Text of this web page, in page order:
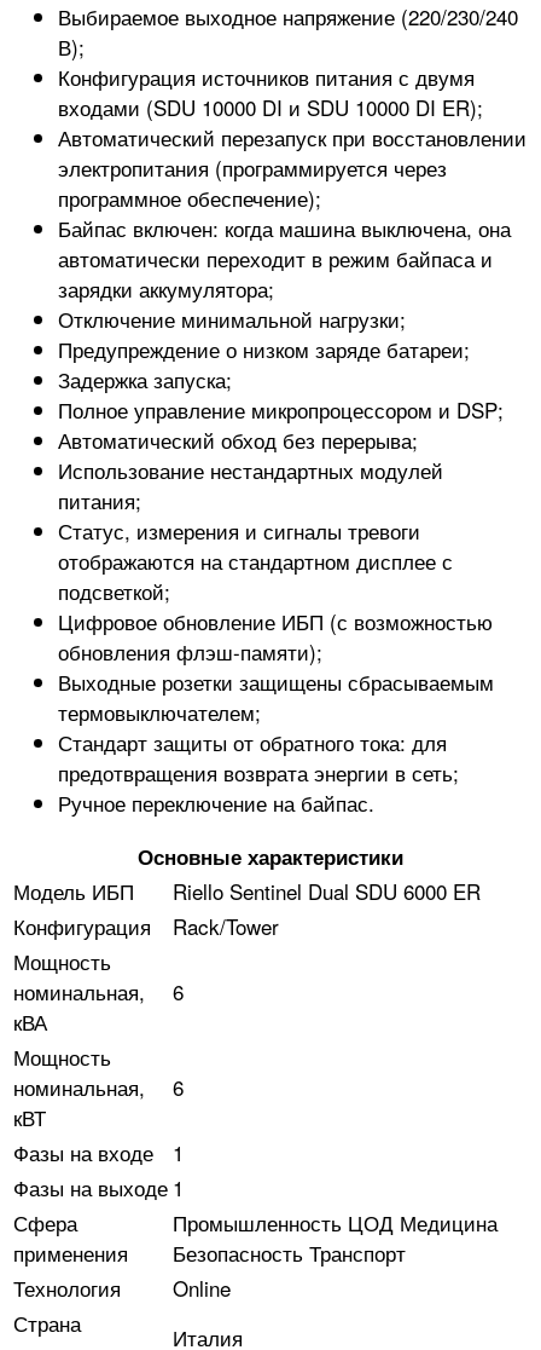
Выбираемое выходное напряжение (220/230/240
В);
Конфигурация источников питания с двумя
входами (SDU 10000 DI и SDU 10000 DI ER);
Автоматический перезапуск при восстановлении
электропитания (программируется через
программное обеспечение);
Байпас включен: когда машина выключена, она
автоматически переходит в режим байпаса и
зарядки аккумулятора;
Отключение минимальной нагрузки;
Предупреждение о низком заряде батареи;
Задержка запуска;
Полное управление микропроцессором и DSP;
Автоматический обход без перерыва;
Использование нестандартных модулей
питания;
Статус, измерения и сигналы тревоги
отображаются на стандартном дисплее с
подсветкой;
Цифровое обновление ИБП (с возможностью
обновления флэш-памяти);
Выходные розетки защищены сбрасываемым
термовыключателем;
Стандарт защиты от обратного тока: для
предотвращения возврата энергии в сеть;
Ручное переключение на байпас.
Основные характеристики
Модель ИБП
Riello Sentinel Dual SDU 6000 ER
Конфигурация
Rack/Tower
Мощность
номинальная,
кВА
6
Мощность
номинальная,
кВТ
6
Фазы на входе
1
Фазы на выходе 1
Сфера
применения
Промышленность ЦОД Медицина
Безопасность Транспорт
Технология
Online
Страна
Италия